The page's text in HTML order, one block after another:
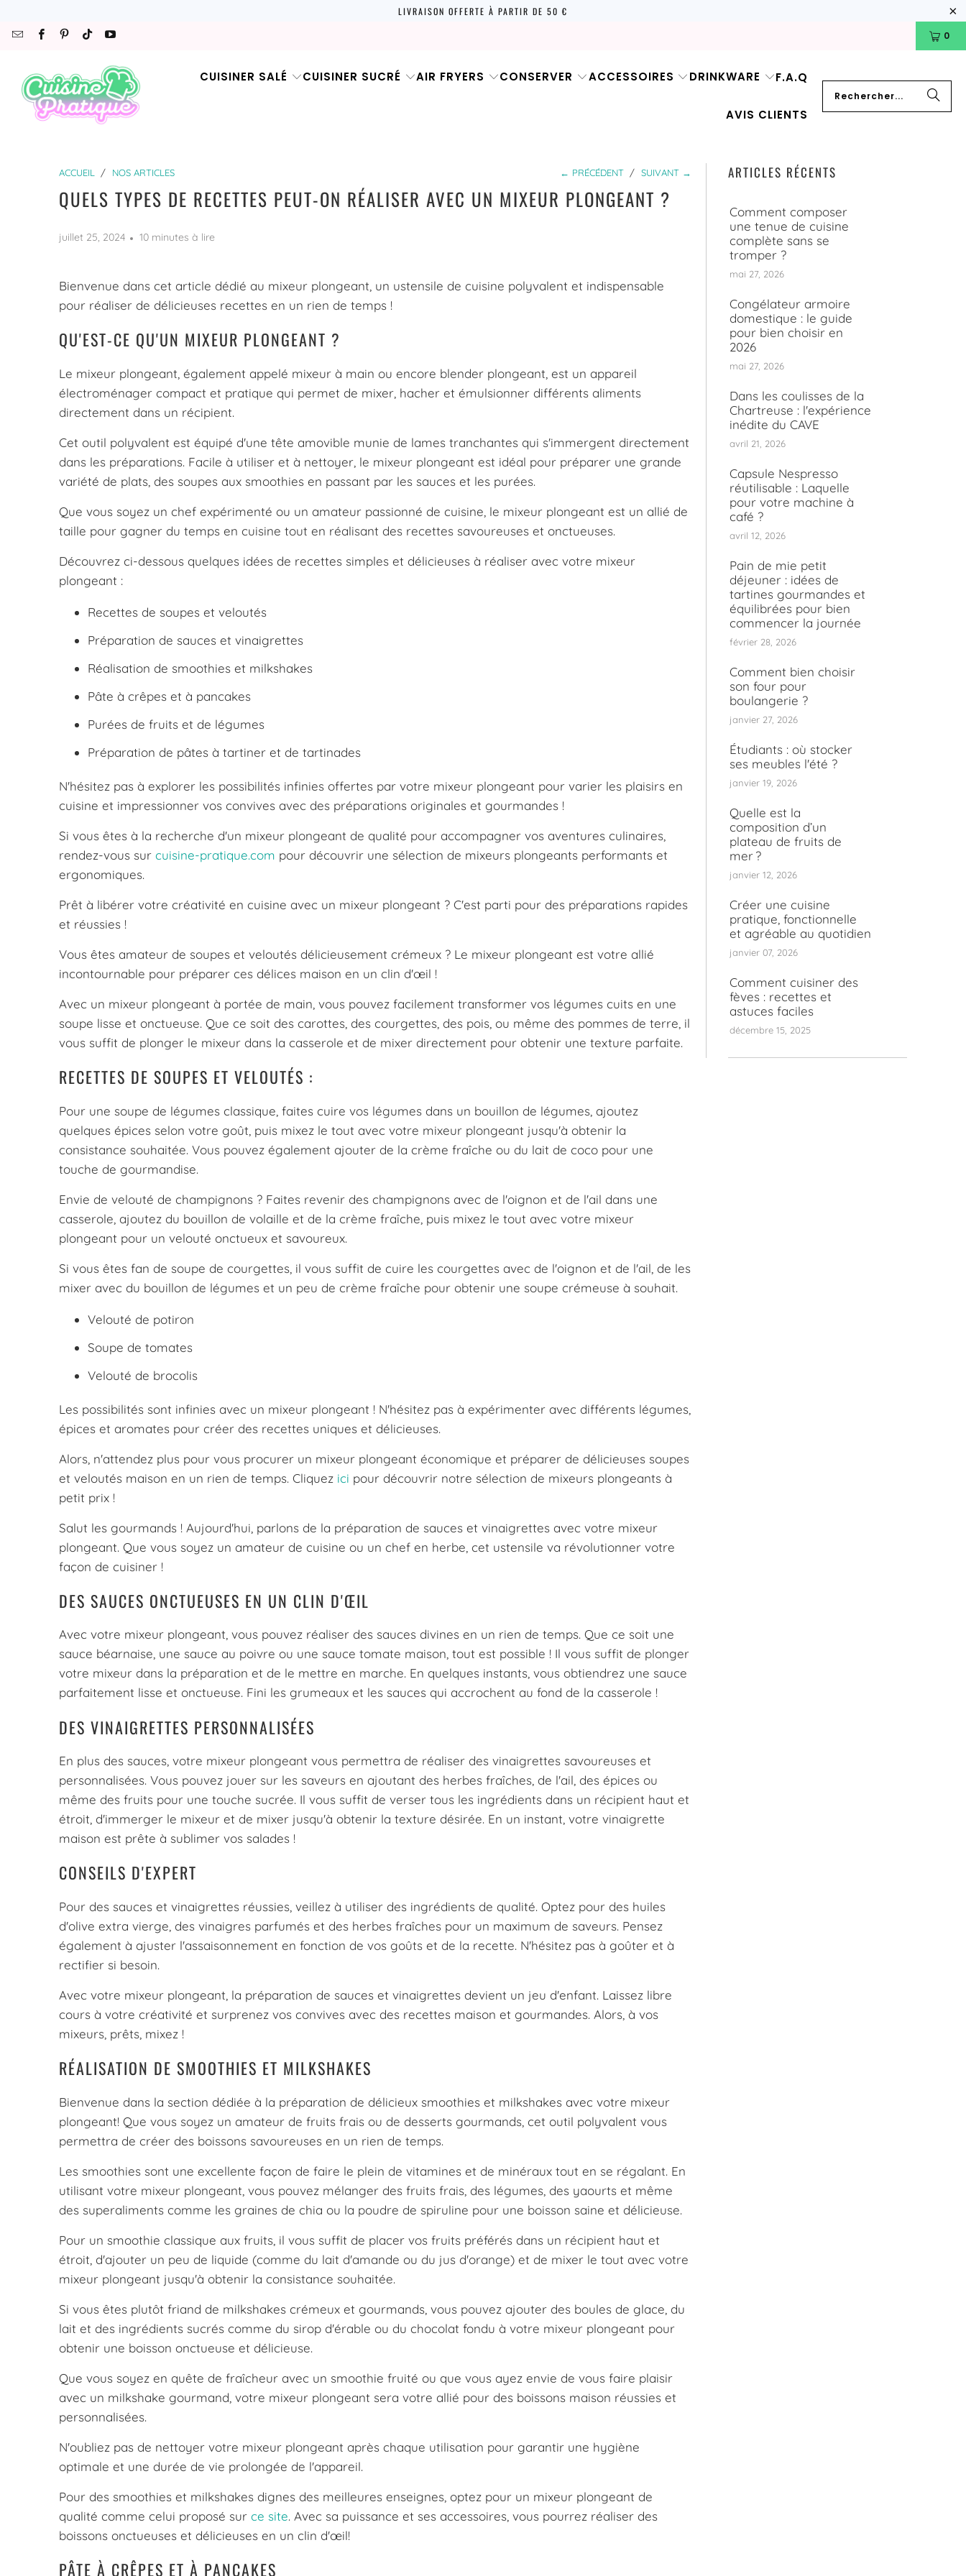
LIVRAISON OFFERTE À PARTIR DE 50 €
0
CUISINER SALÉ CUISINER SUCRÉ AIR FRYERS CONSERVER ACCESSOIRES DRINKWARE F.A.Q
AVIS CLIENTS
ACCUEIL / NOS ARTICLES ← PRÉCÉDENT / SUIVANT →
QUELS TYPES DE RECETTES PEUT-ON RÉALISER AVEC UN MIXEUR PLONGEANT ?
juillet 25, 2024 10 minutes à lire
Bienvenue dans cet article dédié au mixeur plongeant, un ustensile de cuisine polyvalent et indispensable
pour réaliser de délicieuses recettes en un rien de temps !
QU'EST-CE QU'UN MIXEUR PLONGEANT ?
Le mixeur plongeant, également appelé mixeur à main ou encore blender plongeant, est un appareil
électroménager compact et pratique qui permet de mixer, hacher et émulsionner différents aliments
directement dans un récipient.
Cet outil polyvalent est équipé d'une tête amovible munie de lames tranchantes qui s'immergent directement
dans les préparations. Facile à utiliser et à nettoyer, le mixeur plongeant est idéal pour préparer une grande
variété de plats, des soupes aux smoothies en passant par les sauces et les purées.
Que vous soyez un chef expérimenté ou un amateur passionné de cuisine, le mixeur plongeant est un allié de
taille pour gagner du temps en cuisine tout en réalisant des recettes savoureuses et onctueuses.
Découvrez ci-dessous quelques idées de recettes simples et délicieuses à réaliser avec votre mixeur
plongeant :
Recettes de soupes et veloutés
Préparation de sauces et vinaigrettes
Réalisation de smoothies et milkshakes
Pâte à crêpes et à pancakes
Purées de fruits et de légumes
Préparation de pâtes à tartiner et de tartinades
N'hésitez pas à explorer les possibilités infinies offertes par votre mixeur plongeant pour varier les plaisirs en
cuisine et impressionner vos convives avec des préparations originales et gourmandes !
Si vous êtes à la recherche d'un mixeur plongeant de qualité pour accompagner vos aventures culinaires,
rendez-vous sur cuisine-pratique.com pour découvrir une sélection de mixeurs plongeants performants et
ergonomiques.
Prêt à libérer votre créativité en cuisine avec un mixeur plongeant ? C'est parti pour des préparations rapides
et réussies !
Vous êtes amateur de soupes et veloutés délicieusement crémeux ? Le mixeur plongeant est votre allié
incontournable pour préparer ces délices maison en un clin d'œil !
Avec un mixeur plongeant à portée de main, vous pouvez facilement transformer vos légumes cuits en une
soupe lisse et onctueuse. Que ce soit des carottes, des courgettes, des pois, ou même des pommes de terre, il
vous suffit de plonger le mixeur dans la casserole et de mixer directement pour obtenir une texture parfaite.
RECETTES DE SOUPES ET VELOUTÉS :
Pour une soupe de légumes classique, faites cuire vos légumes dans un bouillon de légumes, ajoutez
quelques épices selon votre goût, puis mixez le tout avec votre mixeur plongeant jusqu'à obtenir la
consistance souhaitée. Vous pouvez également ajouter de la crème fraîche ou du lait de coco pour une
touche de gourmandise.
Envie de velouté de champignons ? Faites revenir des champignons avec de l'oignon et de l'ail dans une
casserole, ajoutez du bouillon de volaille et de la crème fraîche, puis mixez le tout avec votre mixeur
plongeant pour un velouté onctueux et savoureux.
Si vous êtes fan de soupe de courgettes, il vous suffit de cuire les courgettes avec de l'oignon et de l'ail, de les
mixer avec du bouillon de légumes et un peu de crème fraîche pour obtenir une soupe crémeuse à souhait.
Velouté de potiron
Soupe de tomates
Velouté de brocolis
Les possibilités sont infinies avec un mixeur plongeant ! N'hésitez pas à expérimenter avec différents légumes,
épices et aromates pour créer des recettes uniques et délicieuses.
Alors, n'attendez plus pour vous procurer un mixeur plongeant économique et préparer de délicieuses soupes
et veloutés maison en un rien de temps. Cliquez ici pour découvrir notre sélection de mixeurs plongeants à
petit prix !
Salut les gourmands ! Aujourd'hui, parlons de la préparation de sauces et vinaigrettes avec votre mixeur
plongeant. Que vous soyez un amateur de cuisine ou un chef en herbe, cet ustensile va révolutionner votre
façon de cuisiner !
DES SAUCES ONCTUEUSES EN UN CLIN D'ŒIL
Avec votre mixeur plongeant, vous pouvez réaliser des sauces divines en un rien de temps. Que ce soit une
sauce béarnaise, une sauce au poivre ou une sauce tomate maison, tout est possible ! Il vous suffit de plonger
votre mixeur dans la préparation et de le mettre en marche. En quelques instants, vous obtiendrez une sauce
parfaitement lisse et onctueuse. Fini les grumeaux et les sauces qui accrochent au fond de la casserole !
DES VINAIGRETTES PERSONNALISÉES
En plus des sauces, votre mixeur plongeant vous permettra de réaliser des vinaigrettes savoureuses et
personnalisées. Vous pouvez jouer sur les saveurs en ajoutant des herbes fraîches, de l'ail, des épices ou
même des fruits pour une touche sucrée. Il vous suffit de verser tous les ingrédients dans un récipient haut et
étroit, d'immerger le mixeur et de mixer jusqu'à obtenir la texture désirée. En un instant, votre vinaigrette
maison est prête à sublimer vos salades !
CONSEILS D'EXPERT
Pour des sauces et vinaigrettes réussies, veillez à utiliser des ingrédients de qualité. Optez pour des huiles
d'olive extra vierge, des vinaigres parfumés et des herbes fraîches pour un maximum de saveurs. Pensez
également à ajuster l'assaisonnement en fonction de vos goûts et de la recette. N'hésitez pas à goûter et à
rectifier si besoin.
Avec votre mixeur plongeant, la préparation de sauces et vinaigrettes devient un jeu d'enfant. Laissez libre
cours à votre créativité et surprenez vos convives avec des recettes maison et gourmandes. Alors, à vos
mixeurs, prêts, mixez !
RÉALISATION DE SMOOTHIES ET MILKSHAKES
Bienvenue dans la section dédiée à la préparation de délicieux smoothies et milkshakes avec votre mixeur
plongeant! Que vous soyez un amateur de fruits frais ou de desserts gourmands, cet outil polyvalent vous
permettra de créer des boissons savoureuses en un rien de temps.
Les smoothies sont une excellente façon de faire le plein de vitamines et de minéraux tout en se régalant. En
utilisant votre mixeur plongeant, vous pouvez mélanger des fruits frais, des légumes, des yaourts et même
des superaliments comme les graines de chia ou la poudre de spiruline pour une boisson saine et délicieuse.
Pour un smoothie classique aux fruits, il vous suffit de placer vos fruits préférés dans un récipient haut et
étroit, d'ajouter un peu de liquide (comme du lait d'amande ou du jus d'orange) et de mixer le tout avec votre
mixeur plongeant jusqu'à obtenir la consistance souhaitée.
Si vous êtes plutôt friand de milkshakes crémeux et gourmands, vous pouvez ajouter des boules de glace, du
lait et des ingrédients sucrés comme du sirop d'érable ou du chocolat fondu à votre mixeur plongeant pour
obtenir une boisson onctueuse et délicieuse.
Que vous soyez en quête de fraîcheur avec un smoothie fruité ou que vous ayez envie de vous faire plaisir
avec un milkshake gourmand, votre mixeur plongeant sera votre allié pour des boissons maison réussies et
personnalisées.
N'oubliez pas de nettoyer votre mixeur plongeant après chaque utilisation pour garantir une hygiène
optimale et une durée de vie prolongée de l'appareil.
Pour des smoothies et milkshakes dignes des meilleures enseignes, optez pour un mixeur plongeant de
qualité comme celui proposé sur ce site. Avec sa puissance et ses accessoires, vous pourrez réaliser des
boissons onctueuses et délicieuses en un clin d'œil!
PÂTE À CRÊPES ET À PANCAKES
ARTICLES RÉCENTS
Comment composer
une tenue de cuisine
complète sans se
tromper ?
mai 27, 2026
Congélateur armoire
domestique : le guide
pour bien choisir en
2026
mai 27, 2026
Dans les coulisses de la
Chartreuse : l'expérience
inédite du CAVE
avril 21, 2026
Capsule Nespresso
réutilisable : Laquelle
pour votre machine à
café ?
avril 12, 2026
Pain de mie petit
déjeuner : idées de
tartines gourmandes et
équilibrées pour bien
commencer la journée
février 28, 2026
Comment bien choisir
son four pour
boulangerie ?
janvier 27, 2026
Étudiants : où stocker
ses meubles l'été ?
janvier 19, 2026
Quelle est la
composition d’un
plateau de fruits de
mer ?
janvier 12, 2026
Créer une cuisine
pratique, fonctionnelle
et agréable au quotidien
janvier 07, 2026
Comment cuisiner des
fèves : recettes et
astuces faciles
décembre 15, 2025